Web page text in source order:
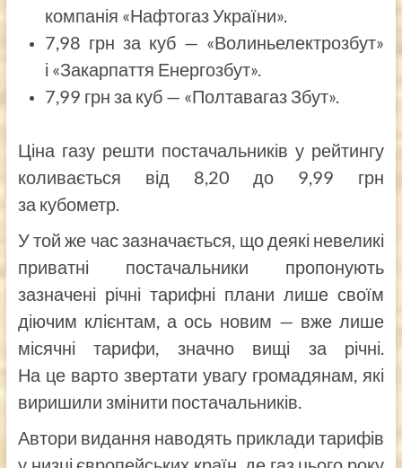
компанія «Нафтогаз України».
7,98 грн за куб — «Волиньелектрозбут»
і «Закарпаття Енергозбут».
7,99 грн за куб — «Полтавагаз Збут».
Ціна газу решти постачальників у рейтингу
коливається від 8,20 до 9,99 грн
за кубометр.
У той же час зазначається, що деякі невеликі
приватні постачальники пропонують
зазначені річні тарифні плани лише своїм
діючим клієнтам, а ось новим — вже лише
місячні тарифи, значно вищі за річні.
На це варто звертати увагу громадянам, які
виришили змінити постачальників.
Автори видання наводять приклади тарифів